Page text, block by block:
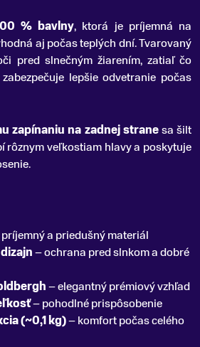
% bavlny, ktorá je príjemná na
aj počas teplých dní. Tvarovaný
pred slnečným žiarením, zatiaľ čo
lepšie odvetranie počas
zapínaniu na zadnej stranesa šilt
rôznym veľkostiam hlavy a poskytuje
a priedušný materiál
– ochrana pred slnkom a dobré
– elegantný prémiový vzhľad
– pohodlné prispôsobenie
(~0,1 kg)– komfort počas celého